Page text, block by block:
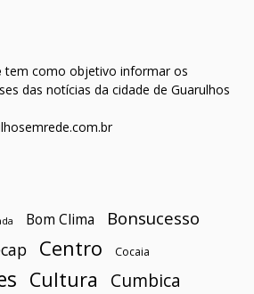
tem como objetivo informar os
das notícias da cidade de Guarulhos
Bom Clima Bonsucesso
Centro Cocaia
Cultura Cumbica